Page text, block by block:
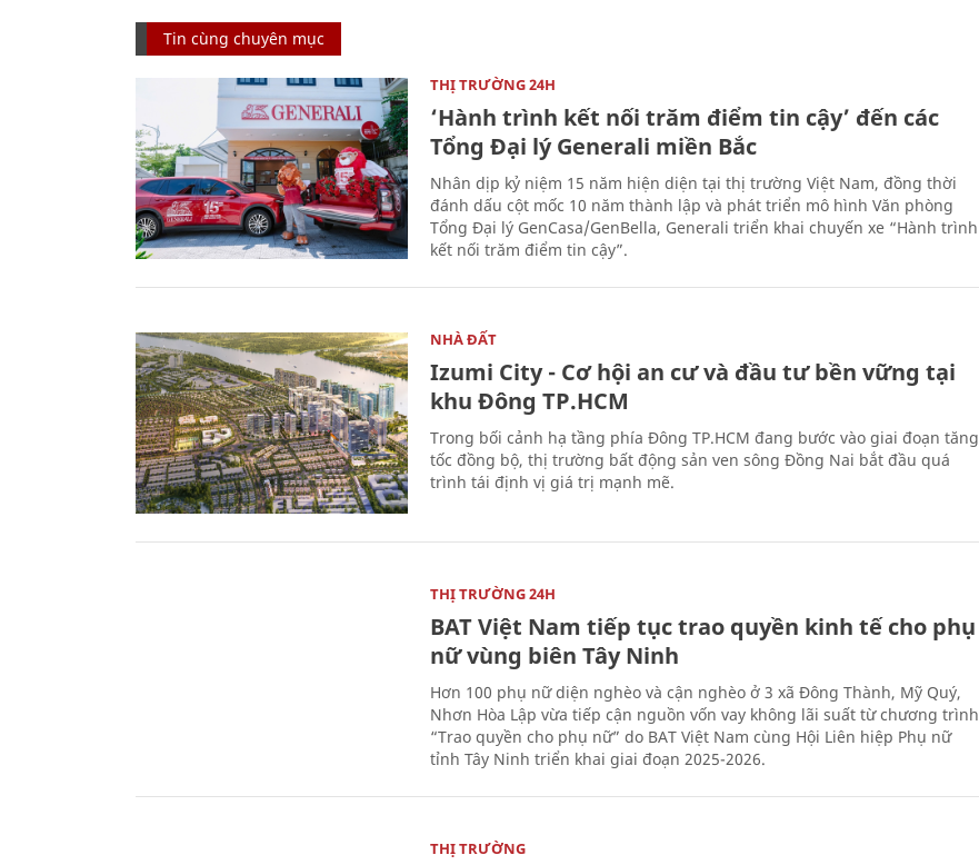
Tin cùng chuyên mục
THỊ TRƯỜNG 24H
‘Hành trình kết nối trăm điểm tin cậy’ đến các
Tổng Đại lý Generali miền Bắc
Nhân dịp kỷ niệm 15 năm hiện diện tại thị trường Việt Nam, đồng thời
đánh dấu cột mốc 10 năm thành lập và phát triển mô hình Văn phòng
Tổng Đại lý GenCasa/GenBella, Generali triển khai chuyến xe “Hành trình
kết nối trăm điểm tin cậy”.
NHÀ ĐẤT
Izumi City - Cơ hội an cư và đầu tư bền vững tại
khu Đông TP.HCM
Trong bối cảnh hạ tầng phía Đông TP.HCM đang bước vào giai đoạn tăng
tốc đồng bộ, thị trường bất động sản ven sông Đồng Nai bắt đầu quá
trình tái định vị giá trị mạnh mẽ.
THỊ TRƯỜNG 24H
BAT Việt Nam tiếp tục trao quyền kinh tế cho phụ
nữ vùng biên Tây Ninh
Hơn 100 phụ nữ diện nghèo và cận nghèo ở 3 xã Đông Thành, Mỹ Quý,
Nhơn Hòa Lập vừa tiếp cận nguồn vốn vay không lãi suất từ chương trình
“Trao quyền cho phụ nữ” do BAT Việt Nam cùng Hội Liên hiệp Phụ nữ
tỉnh Tây Ninh triển khai giai đoạn 2025-2026.
THỊ TRƯỜNG